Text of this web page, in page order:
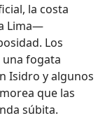
la costa
Lima—
Los
fogata
Isidro y algunos
que las
súbita.